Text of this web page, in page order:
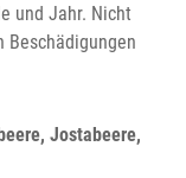
und Jahr. Nicht
Beschädigungen
Jostabeere,